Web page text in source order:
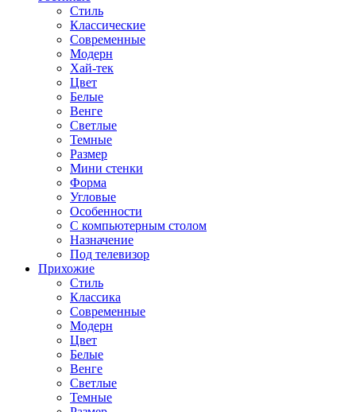
Стиль
Классические
Современные
Модерн
Хай-тек
Цвет
Белые
Венге
Светлые
Темные
Размер
Мини стенки
Форма
Угловые
Особенности
С компьютерным столом
Назначение
Под телевизор
Прихожие
Стиль
Классика
Современные
Модерн
Цвет
Белые
Венге
Светлые
Темные